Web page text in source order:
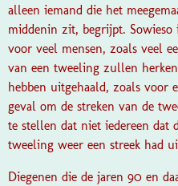
alleen iemand die het
middenin zit, begrijpt.
voor veel mensen, zoals veel
van een tweeling zullen
hebben uitgehaald, zoals voor
geval om de streken van de
te stellen dat niet iedereen dat
tweeling weer een streek had
Diegenen die de jaren 90 en